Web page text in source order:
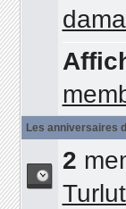
Les anniversaires
2